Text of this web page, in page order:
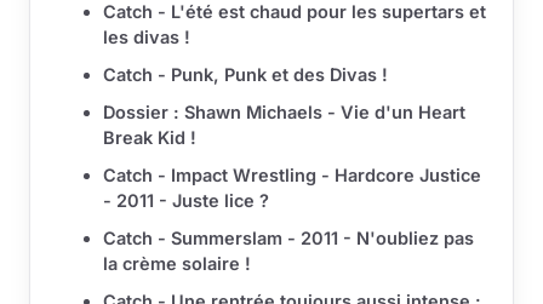
Catch - L'été est chaud pour les supertars et
les divas !
Catch - Punk, Punk et des Divas !
Dossier : Shawn Michaels - Vie d'un Heart
Break Kid !
Catch - Impact Wrestling - Hardcore Justice
- 2011 - Juste lice ?
Catch - Summerslam - 2011 - N'oubliez pas
la crème solaire !